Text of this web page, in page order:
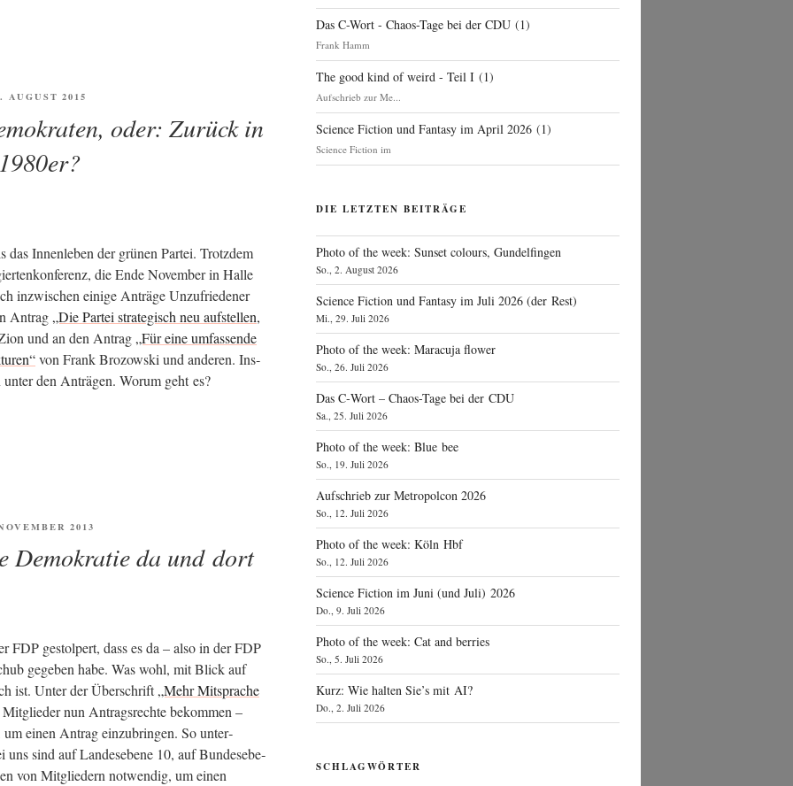
AUGUST 2015
oder: Zurück in
Innen­le­ben der grü­nen Par­tei. Trotz­dem
die Ende Novem­ber in Hal­le
inzwi­schen eini­ge Anträ­ge Unzu­frie­de­ner
Antrag „Die Par­tei stra­te­gisch neu auf­stel­len,
und an den Antrag „Für eine umfas­sen­de
von Frank Bro­zow­ski und ande­ren. Ins­
den Anträ­gen. Wor­um geht es?
2013
Demokratie da und dort
gestol­pert, dass es da – also in der FDP
gege­ben habe. Was wohl, mit Blick auf
ist. Unter der Über­schrift„Mehr Mit­spra­che
nun Antrags­rech­te bekom­men –
einen Antrag ein­zu­brin­gen. So unter­
sind auf Lan­des­ebe­ne 10, auf Bun­des­ebe­
von Mit­glie­dern not­wen­dig, um einen
Das C-Wort - Chaos-Tage bei der CDU (1)
Frank Hamm
The good kind of weird - Teil I (1)
Aufschrieb zur Me...
Science Fiction und Fantasy im April 2026 (1)
Science Fiction im
DIE LETZTEN BEITRÄGE
Photo of the week: Sunset colours, Gundelfingen
So., 2. August 2026
Science Fiction und Fantasy im Juli 2026 (der Rest)
Mi., 29. Juli 2026
Photo of the week: Maracuja flower
So., 26. Juli 2026
Das C‑Wort – Chaos-Tage bei der CDU
Sa., 25. Juli 2026
Photo of the week: Blue bee
So., 19. Juli 2026
Aufschrieb zur Metropolcon 2026
So., 12. Juli 2026
Photo of the week: Köln Hbf
So., 12. Juli 2026
Science Fiction im Juni (und Juli) 2026
Do., 9. Juli 2026
Photo of the week: Cat and berries
So., 5. Juli 2026
Kurz: Wie halten Sie’s mit AI?
Do., 2. Juli 2026
SCHLAGWÖRTER